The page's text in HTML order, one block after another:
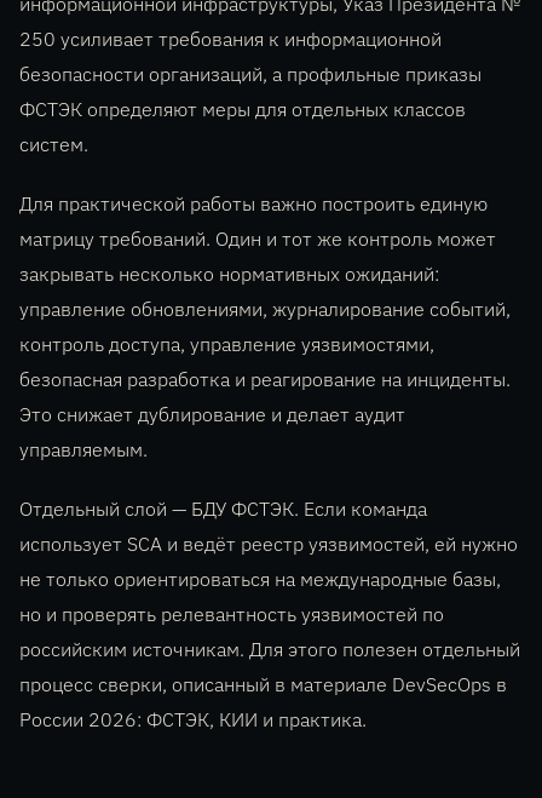
250 усиливает требования к информационной
безопасности организаций, а профильные приказы
ФСТЭК определяют меры для отдельных классов
систем.
Для практической работы важно построить единую
матрицу требований. Один и тот же контроль может
закрывать несколько нормативных ожиданий:
управление обновлениями, журналирование событий,
контроль доступа, управление уязвимостями,
безопасная разработка и реагирование на инциденты.
Это снижает дублирование и делает аудит
управляемым.
Отдельный слой — БДУ ФСТЭК. Если команда
использует SCA и ведёт реестр уязвимостей, ей нужно
не только ориентироваться на международные базы,
но и проверять релевантность уязвимостей по
российским источникам. Для этого полезен отдельный
процесс сверки, описанный в материале DevSecOps в
России 2026: ФСТЭК, КИИ и практика.